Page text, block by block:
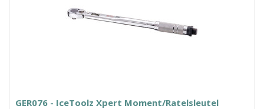
GER076 - IceToolz Xpert Moment/Ratelsleutel